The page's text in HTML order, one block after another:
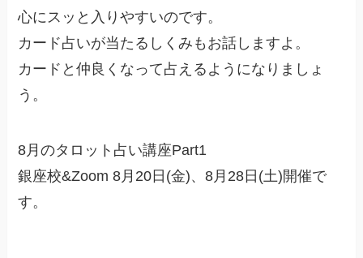
心にスッと入りやすいのです。
カード占いが当たるしくみもお話しますよ。
カードと仲良くなって占えるようになりましょ
う。
8月のタロット占い講座Part1
銀座校&Zoom 8月20日(金)、8月28日(土)開催で
す。